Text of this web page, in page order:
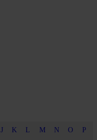
J K L M N O P